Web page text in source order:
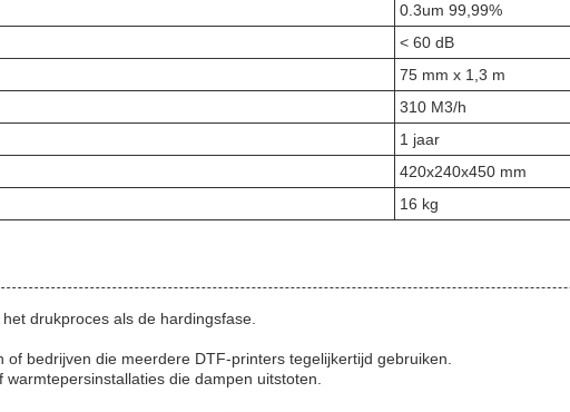
0.3um 99,99%
< 60 dB
75 mm x 1,3 m
310 M3/h
1 jaar
420x240x450 mm
16 kg
drukproces als de hardingsfase.
of bedrijven die meerdere DTF-printers tegelijkertijd gebruiken.
die dampen uitstoten.